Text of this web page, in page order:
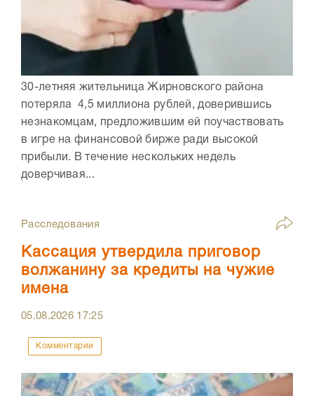
30-летняя жительница Жирновского района
потеряла 4,5 миллиона рублей, доверившись
незнакомцам, предложившим ей поучаствовать
в игре на финансовой бирже ради высокой
прибыли. В течение нескольких недель
доверчивая...
Расследования
Кассация утвердила приговор
волжанину за кредиты на чужие
имена
05.08.2026 17:25
Комментарии